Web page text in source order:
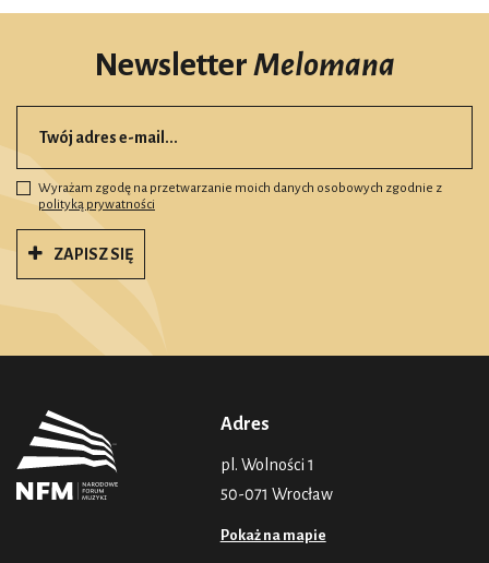
NewsletterMelomana
Wyrażam zgodę na przetwarzanie moich danych osobowych zgodnie z
polityką prywatności
ZAPISZ SIĘ
Adres
pl. Wolności 1
50-071 Wrocław
Pokaż na mapie